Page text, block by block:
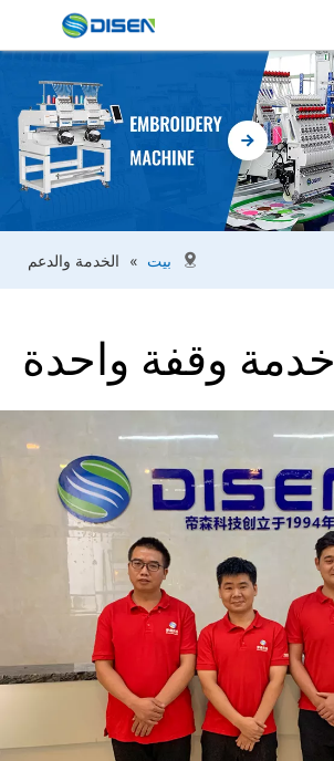
بيت » الخدمة والدعم
خدمة وقفة واحدة